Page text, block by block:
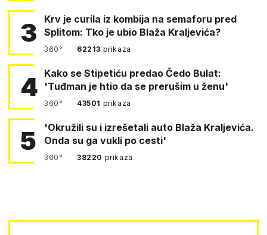
3
Krv je curila iz kombija na semaforu pred
Splitom: Tko je ubio Blaža Kraljevića?
360° 62213 prikaza
4 Kako se Stipetiću predao Čedo Bulat:
'Tuđman je htio da se prerušim u ženu'
360° 43501 prikaza
5
'Okružili su i izrešetali auto Blaža Kraljevića.
Onda su ga vukli po cesti'
360° 38220 prikaza